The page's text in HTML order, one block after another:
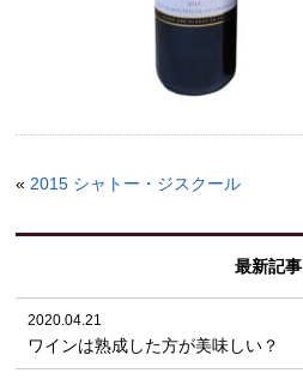
«2015 シャトー・ジスクール
最新記事
2020.04.21
ワインは熟成した方が美味しい？